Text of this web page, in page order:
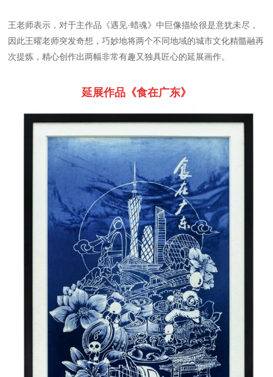
王老师表示，对于主作品《遇见·蜡魂》中巨像描绘很是意犹未尽，
因此王曜老师突发奇想，巧妙地将两个不同地域的城市文化精髓融再
次提炼，精心创作出两幅非常有趣又独具匠心的延展画作。
延展作品《食在广东》